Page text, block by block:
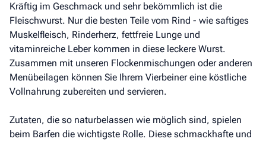
Kräftig im Geschmack und sehr bekömmlich ist die
Fleischwurst. Nur die besten Teile vom Rind - wie saftiges
Muskelfleisch, Rinderherz, fettfreie Lunge und
vitaminreiche Leber kommen in diese leckere Wurst.
Zusammen mit unseren Flockenmischungen oder anderen
Menübeilagen können Sie Ihrem Vierbeiner eine köstliche
Vollnahrung zubereiten und servieren.
Zutaten, die so naturbelassen wie möglich sind, spielen
beim Barfen die wichtigste Rolle. Diese schmackhafte und